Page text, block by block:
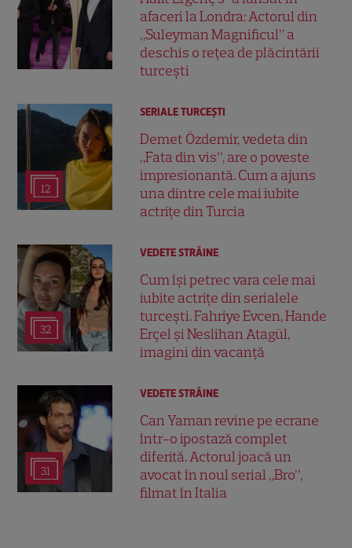
afaceri la Londra: Actorul din
„Suleyman Magnificul” a
deschis o rețea de plăcintării
turcești
12
SERIALE TURCEŞTI
Demet Özdemir, vedeta din
„Fata din vis”, are o poveste
impresionantă. Cum a ajuns
una dintre cele mai iubite
actrițe din Turcia
32
VEDETE STRĂINE
Cum își petrec vara cele mai
iubite actrițe din serialele
turcești. Fahriye Evcen, Hande
Erçel și Neslihan Atagül,
imagini din vacanță
31
VEDETE STRĂINE
Can Yaman revine pe ecrane
într-o ipostază complet
diferită. Actorul joacă un
avocat în noul serial „Bro”,
filmat în Italia